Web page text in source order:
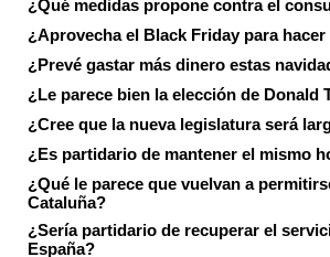
¿Qué medidas propone contra el
¿Aprovecha el Black Friday para
¿Prevé gastar más dinero estas
¿Le parece bien la elección de Donald
¿Cree que la nueva legislatura será
¿Es partidario de mantener el mismo
¿Qué le parece que vuelvan a
Cataluña?
¿Sería partidario de recuperar el
España?